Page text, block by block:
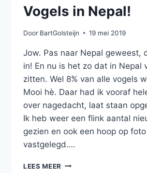
Vogels in Nepal!
Door BartGolsteijn 19 mei 2019
Jow. Pas naar Nepal geweest,
in! En nu is het zo dat in Nepal
zitten. Wel 8% van alle vogels
Mooi hè. Daar had ik vooraf
over nagedacht, laat staan
Ik heb weer een flink aantal
gezien en ook een hoop op foto
vastgelegd….
LEES MEER VOGELS